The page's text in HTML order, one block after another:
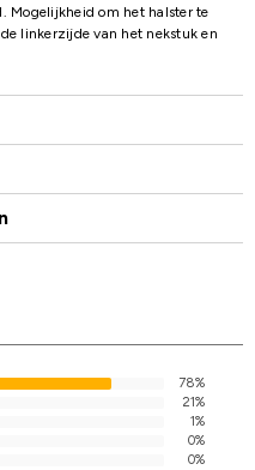
Mogelijkheid om het halster te
linkerzijde van het nekstuk en
78%
21%
1%
0%
0%